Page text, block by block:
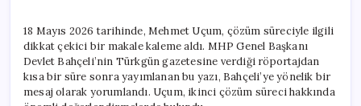
ile
Pazarlık
Yapmayın
için
18 Mayıs 2026 tarihinde, Mehmet Uçum, çözüm süreciyle ilgili
dikkat çekici bir makale kaleme aldı. MHP Genel Başkanı
Devlet Bahçeli’nin Türkgün gazetesine verdiği röportajdan
kısa bir süre sonra yayımlanan bu yazı, Bahçeli’ye yönelik bir
mesaj olarak yorumlandı. Uçum, ikinci çözüm süreci hakkında